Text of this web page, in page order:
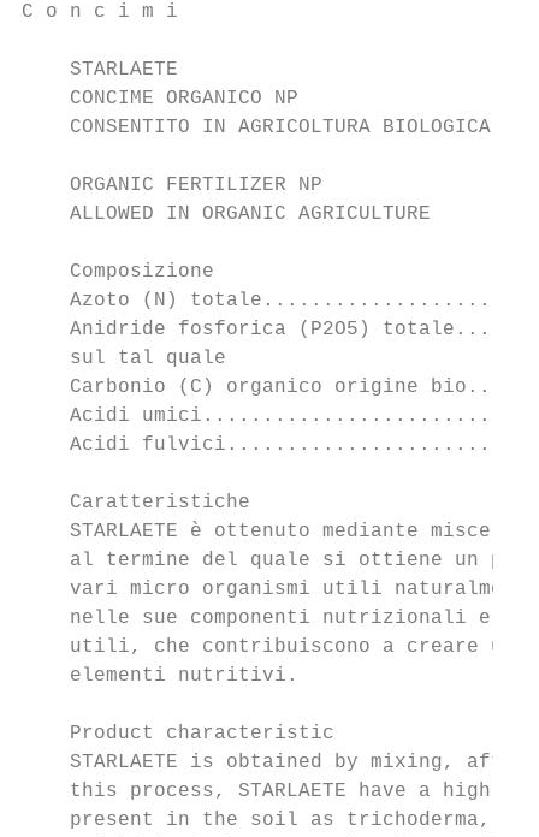
C o n c i m i
    STARLAETE
    CONCIME ORGANICO NP
    CONSENTITO IN AGRICOLTURA BIOLOGICA
    ORGANIC FERTILIZER NP
    ALLOWED IN ORGANIC AGRICULTURE
Composizione
Azoto (N)
Anidride fosforica (P2O5)
sul tal quale
Carbonio (C) organico origine
Acidi
Acidi
    Caratteristiche
STARLAETE è ottenuto mediante
al termine del quale si ottiene un
vari micro organismi utili
nelle sue componenti nutrizionali e
utili, che contribuiscono a creare un
    elementi nutritivi.
    Product characteristic
STARLAETE is obtained by mixing,
this process, STARLAETE have a high
present in the soil as trichoderma,